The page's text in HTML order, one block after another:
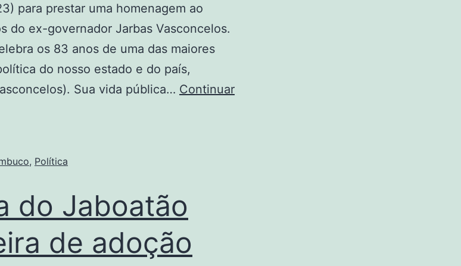
para prestar uma homenagem ao
do ex-governador Jarbas Vasconcelos.
os 83 anos de uma das maiores
do nosso estado e do país,
Sua vida pública… Continuar
, Política
do Jaboatão
de adoção